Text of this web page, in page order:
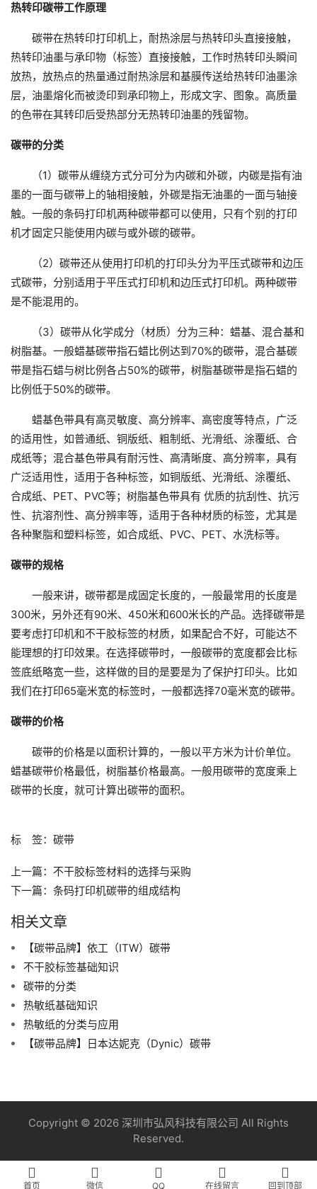
热转印碳带工作原理
碳带在热转印打印机上，耐热涂层与热转印头直接接触，
热转印油墨与承印物（标签）直接接触，工作时热转印头瞬间
放热，放热点的热量通过耐热涂层和基膜传送给热转印油墨涂
层，油墨熔化而被烫印到承印物上，形成文字、图象。高质量
的色带在其转印后受热部分无热转印油墨的残留物。
碳带的分类
（1）碳带从缠绕方式分可分为内碳和外碳，内碳是指有油
墨的一面与碳带上的轴相接触，外碳是指无油墨的一面与轴接
触。一般的条码打印机两种碳带都可以使用，只有个别的打印
机才固定只能使用内碳与或外碳的碳带。
（2）碳带还从使用打印机的打印头分为平压式碳带和边压
式碳带，分别适用于平压式打印机和边压式打印机。两种碳带
是不能混用的。
（3）碳带从化学成分（材质）分为三种：蜡基、混合基和
树脂基。一般蜡基碳带指石蜡比例达到70%的碳带，混合基碳
带是指石蜡与树比例各占50%的碳带，树脂基碳带是指石蜡的
比例低于50%的碳带。
蜡基色带具有高灵敏度、高分辨率、高密度等特点，广泛
的适用性，如普通纸、铜版纸、粗制纸、光滑纸、涂覆纸、合
成纸等；混合基色带具有耐污性、高清晰度、高分辨率，具有
广泛适用性，适用于各种标签，如铜版纸、光滑纸、涂覆纸、
合成纸、PET、PVC等；树脂基色带具有 优质的抗刮性、抗污
性、抗溶剂性、高分辨率等，适用于各种材质的标签，尤其是
各种聚脂和塑料标签，如合成纸、PVC、PET、水洗标等。
碳带的规格
一般来讲，碳带都是成固定长度的，一般最常用的长度是
300米，另外还有90米、450米和600米长的产品。选择碳带是
要考虑打印机和不干胶标签的材质，如果配合不好，可能达不
能理想的打印效果。在选择碳带时，一般碳带的宽度都会比标
签底纸略宽一些，这样做的目的是要是为了保护打印头。比如
我们在打印65毫米宽的标签时，一般都选择70毫米宽的碳带。
碳带的价格
碳带的价格是以面积计算的，一般以平方米为计价单位。
蜡基碳带价格最低，树脂基价格最高。一般用碳带的宽度乘上
碳带的长度，就可计算出碳带的面积。
标 签： 碳带
上一篇： 不干胶标签材料的选择与采购
下一篇： 条码打印机碳带的组成结构
相关文章
【碳带品牌】依工（ITW）碳带
不干胶标签基础知识
碳带的分类
热敏纸基础知识
热敏纸的分类与应用
【碳带品牌】日本达妮克（Dynic）碳带
Copyright © 2026 深圳市弘风科技有限公司 All Rights
Reserved.
首页 微信 QQ 在线留言 回到顶部